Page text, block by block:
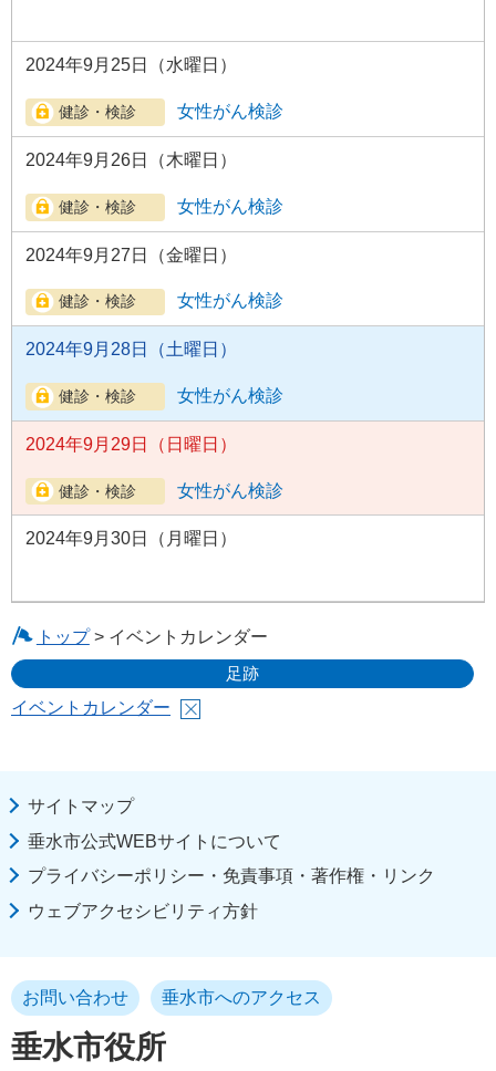
2024年9月25日（水曜日）
女性がん検診
2024年9月26日（木曜日）
女性がん検診
2024年9月27日（金曜日）
女性がん検診
2024年9月28日（土曜日）
女性がん検診
2024年9月29日（日曜日）
女性がん検診
2024年9月30日（月曜日）
トップ> イベントカレンダー
足跡
イベントカレンダー
サイトマップ
垂水市公式WEBサイトについて
プライバシーポリシー・免責事項・著作権・リンク
ウェブアクセシビリティ方針
垂水市役所
お問い合わせ 垂水市へのアクセス